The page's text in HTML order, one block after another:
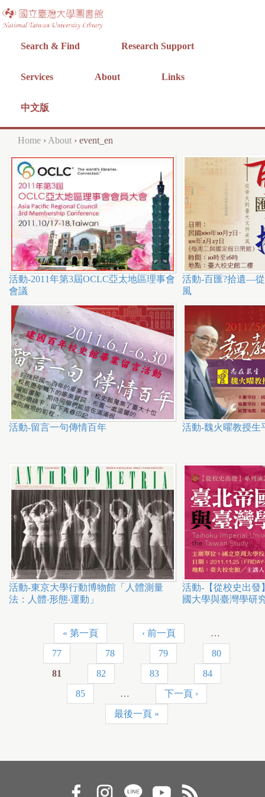
Jump to navigation
Search & Find Research Support
Services About Links
中文版
Y
o
u
a
r
e
h
e
r
e
Home › About › event_en
活動-2011年第3屆OCLC亞太地區理事會
會議
活動-百匯?拾遺—
風
活動-留言一句傳情百年 活動-魏火曜教授生
活動-東京大學行動博物館「人體測量
法：人體‧形態‧運動」
活動-【從校史出發
國大學與臺灣學研
« 第一頁 ‹ 前一頁
…
77
78 79
80
81
82 83
84
85
…
下一頁 ›
最後一頁 »